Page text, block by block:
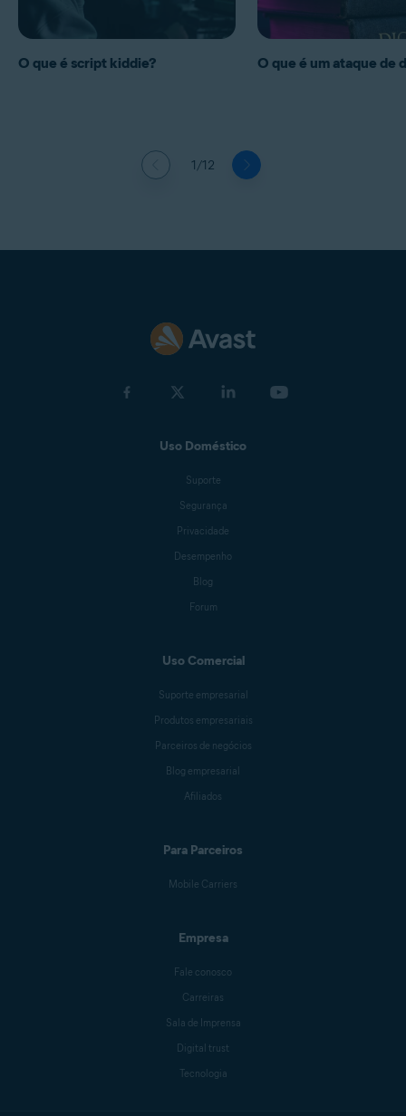
1/12
O que é script kiddie? O que é um ataque de
Uso Doméstico
Suporte
Segurança
Privacidade
Desempenho
Blog
Forum
Uso Comercial
Suporte empresarial
Produtos empresariais
Parceiros de negócios
Blog empresarial
Afiliados
Para Parceiros
Mobile Carriers
Empresa
Fale conosco
Carreiras
Sala de Imprensa
Digital trust
Tecnologia